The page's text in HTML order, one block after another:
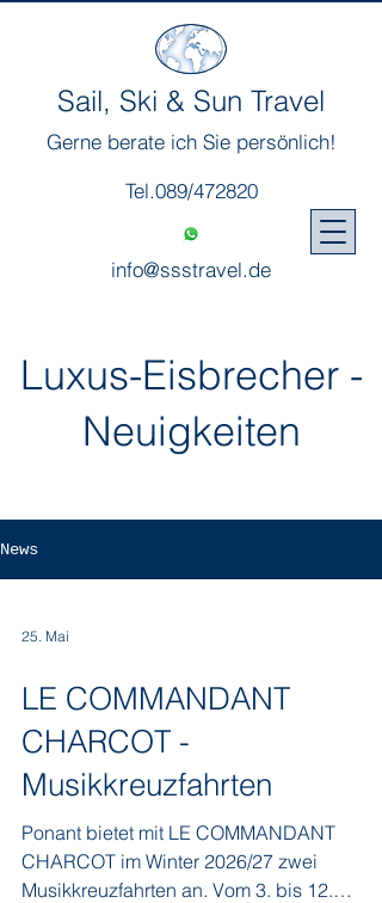
Sail, Ski & Sun Travel
Gerne berate ich Sie persönlich!
Tel.089/472820
info@ssstravel.de
Luxus-Eisbrecher -
Neuigkeiten
News
25. Mai
LE COMMANDANT
CHARCOT -
Musikkreuzfahrten
Ponant bietet mit LE COMMANDANT
CHARCOT im Winter 2026/27 zwei
Musikkreuzfahrten an. Vom 3. bis 12.